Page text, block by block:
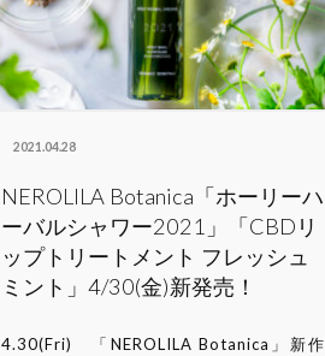
2021.04.28
NEROLILA Botanica「ホーリーハ
ーバルシャワー2021」「CBDリ
ップトリートメント フレッシュ
ミント」4/30(金)新発売！
4.30(Fri) 「NEROLILA Botanica」新作